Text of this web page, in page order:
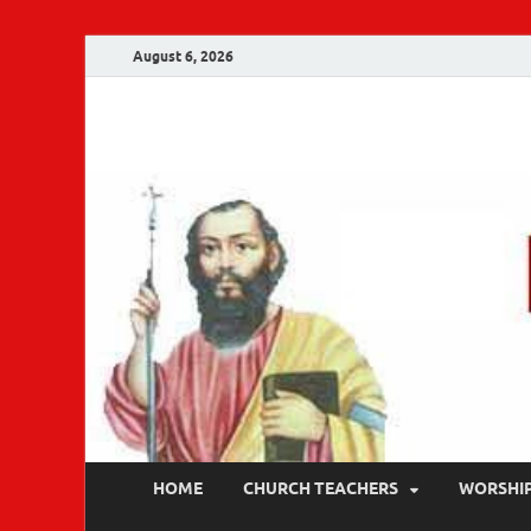
August 6, 2026
HOME CHURCH TEACHERS